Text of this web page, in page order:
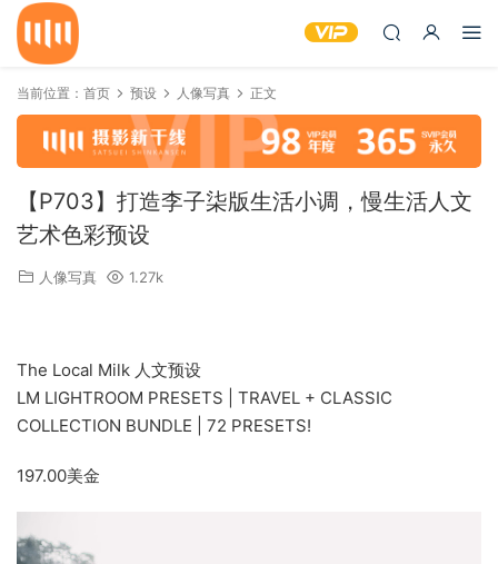
当前位置： 首页 预设 人像写真 正文
【P703】打造李子柒版生活小调，慢生活人文
艺术色彩预设
人像写真 1.27k
The Local Milk 人文预设
LM LIGHTROOM PRESETS | TRAVEL + CLASSIC
COLLECTION BUNDLE | 72 PRESETS!
197.00美金